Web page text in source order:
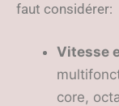
faut considérer:
Vitesse
core,